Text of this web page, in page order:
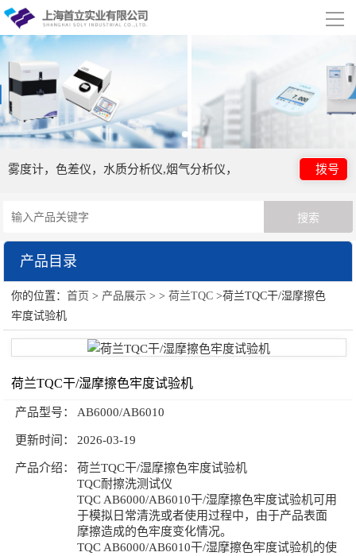
导
网站首页
关于我们
合作伙伴
行业应用
视频展示
公司新闻 技术文章
联系我们
雾度计，色差仪，水质分析仪,烟气分析仪， 拨号
产品目录
荷兰TQC
你的位置：首页 > 产品展示 > >荷兰TQC >荷兰TQC干/湿摩擦色
牢度试验机
荷兰TQC干/湿摩擦色牢度试验机
产品型号： AB6000/AB6010
更新时间： 2026-03-19
产品介绍：
荷兰TQC干/湿摩擦色牢度试验机
TQC耐擦洗测试仪
TQC AB6000/AB6010干/湿摩擦色牢度试验机可用
于模拟日常清洗或者使用过程中，由于产品表面
摩擦造成的色牢度变化情况。
TQC AB6000/AB6010干/湿摩擦色牢度试验机的使